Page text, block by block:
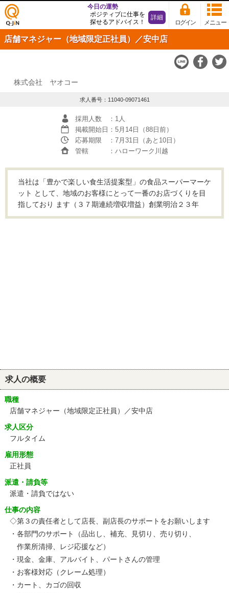
仕事
探し
の求
Q-JiN
メニュー
ログイン
今日の運勢
ポジティブに仕事を
探せるアドバイス！
詳細
店舗マネジャー（地域限定正社員）／安中店
株式会社 ヤオコー
求人番号：11040-09071461
採用人数
：1人
掲載開始日 ：5月14日（88日前）
応募期限
：7月31日（あと10日）
管轄
：ハローワーク川越
当社は「豊かで楽しい食生活提案型」の食品スーパーマーケ
ット として、地域のお客様にとって一番のお店づくりを目
指しており ます（３７期連続増収増益）創業明治２３年
求人の概要
職種
店舗マネジャー（地域限定正社員）／安中店
求人区分
フルタイム
雇用形態
正社員
派遣・請負等
派遣・請負ではない
仕事の内容
◇第３の責任者として店長、副店長のサポートをお願いします
・各部門のサポート（品出し、補充、見切り、売り切り、
作業所清掃、レジ応援など）
・現金、金庫、アルバイト、パートさんの管理
・お客様対応（クレーム処理）
・カート、カゴの回収